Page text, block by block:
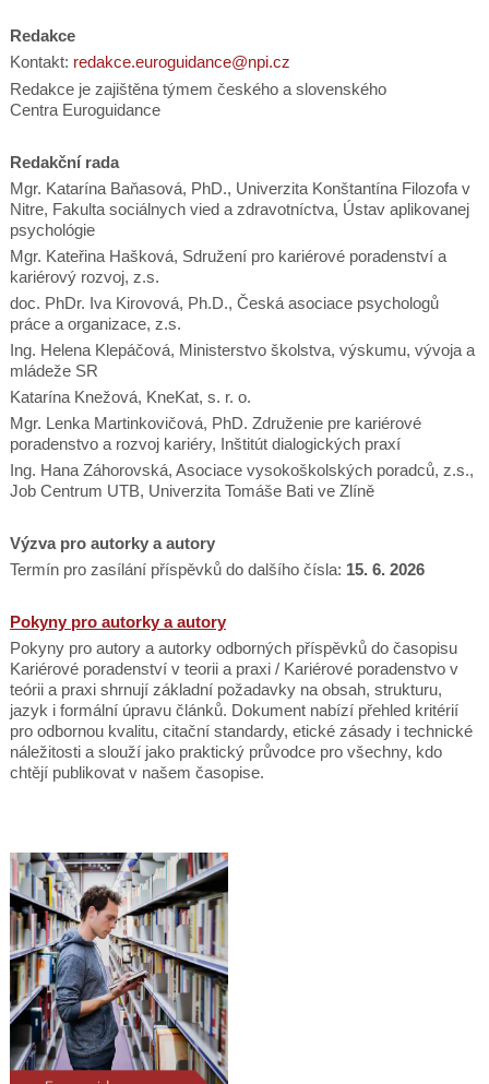
Redakce
Kontakt: redakce.euroguidance@npi.cz
Redakce je zajištěna týmem českého a slovenského
Centra Euroguidance
Redakční rada
Mgr. Katarína Baňasová, PhD., Univerzita Konštantína Filozofa v
Nitre, Fakulta sociálnych vied a zdravotníctva, Ústav aplikovanej
psychológie
Mgr. Kateřina Hašková, Sdružení pro kariérové poradenství a
kariérový rozvoj, z.s.
doc. PhDr. Iva Kirovová, Ph.D., Česká asociace psychologů
práce a organizace, z.s.
Ing. Helena Klepáčová, Ministerstvo školstva, výskumu, vývoja a
mládeže SR
Katarína Knežová, KneKat, s. r. o.
Mgr. Lenka Martinkovičová, PhD. Združenie pre kariérové
poradenstvo a rozvoj kariéry, Inštitút dialogických praxí
Ing. Hana Záhorovská, Asociace vysokoškolských poradců, z.s.,
Job Centrum UTB, Univerzita Tomáše Bati ve Zlíně
Výzva pro autorky a autory
Termín pro zasílání příspěvků do dalšího čísla: 15. 6. 2026
Pokyny pro autorky a autory
Pokyny pro autory a autorky odborných příspěvků do časopisu
Kariérové poradenství v teorii a praxi / Kariérové poradenstvo v
teórii a praxi shrnují základní požadavky na obsah, strukturu,
jazyk i formální úpravu článků. Dokument nabízí přehled kritérií
pro odbornou kvalitu, citační standardy, etické zásady i technické
náležitosti a slouží jako praktický průvodce pro všechny, kdo
chtějí publikovat v našem časopise.